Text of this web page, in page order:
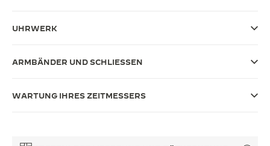
UHRWERK
ARMBÄNDER UND SCHLIESSEN
WARTUNG IHRES ZEITMESSERS